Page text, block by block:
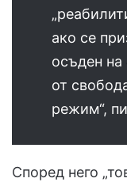
ако се
осъден
от
режим“,
Според него